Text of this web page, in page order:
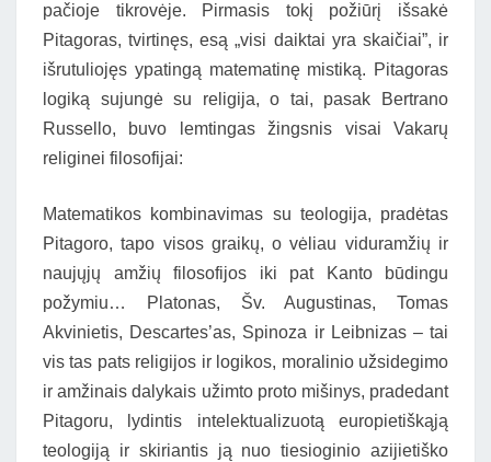
pačioje tikrovėje. Pirmasis tokį požiūrį išsakė
Pitagoras, tvirtinęs, esą „visi daiktai yra skaičiai”, ir
išrutuliojęs ypatingą matematinę mistiką. Pitagoras
logiką sujungė su religija, o tai, pasak Bertrano
Russello, buvo lemtingas žingsnis visai Vakarų
religinei filosofijai:
Matematikos kombinavimas su teologija, pradėtas
Pitagoro, tapo visos graikų, o vėliau viduramžių ir
naujųjų amžių filosofijos iki pat Kanto būdingu
požymiu… Platonas, Šv. Augustinas, Tomas
Akvinietis, Descartes’as, Spinoza ir Leibnizas – tai
vis tas pats religijos ir logikos, moralinio užsidegimo
ir amžinais dalykais užimto proto mišinys, pradedant
Pitagoru, lydintis intelektualizuotą europietiškąją
teologiją ir skiriantis ją nuo tiesioginio azijietiško